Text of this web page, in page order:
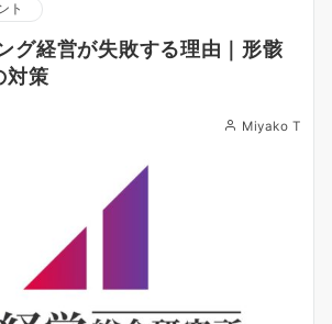
ト
グ経営が失敗する理由｜形骸
対策
Miyako T